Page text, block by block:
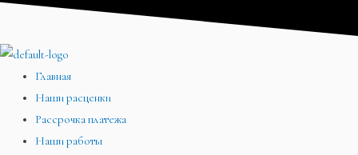
Перейти
содержимому
Главная
Наши расценки
Рассрочка платежа
Наши работы